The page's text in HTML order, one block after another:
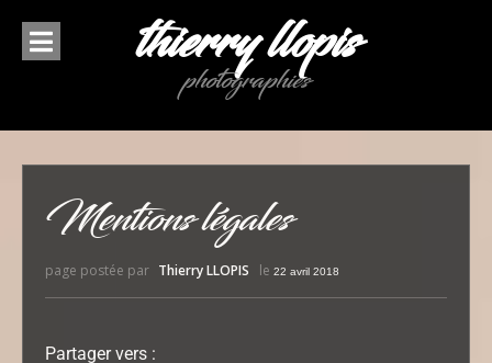
thierry llopis
photographies
Mentions légales
page postée par Thierry LLOPIS le 22 avril 2018
Partager vers :